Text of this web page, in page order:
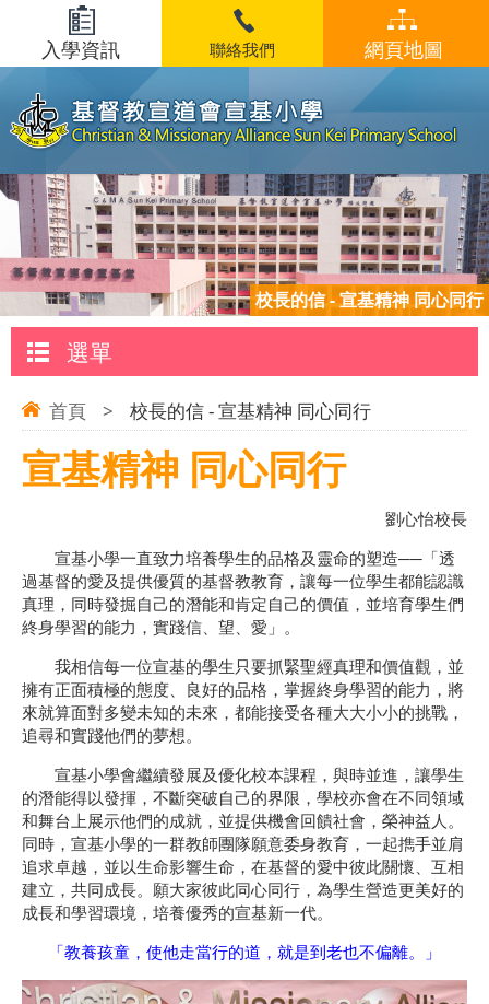
入學資訊 聯絡我們 網頁地圖
校長的信 - 宣基精神 同心同行
選單
首頁 > 校長的信 - 宣基精神 同心同行
宣基精神 同心同行
劉心怡校長
宣基小學一直致力培養學生的品格及靈命的塑造──「透
過基督的愛及提供優質的基督教教育，讓每一位學生都能認識
真理，同時發掘自己的潛能和肯定自己的價值，並培育學生們
終身學習的能力，實踐信、望、愛」。
我相信每一位宣基的學生只要抓緊聖經真理和價值觀，並
擁有正面積極的態度、良好的品格，掌握終身學習的能力，將
來就算面對多變未知的未來，都能接受各種大大小小的挑戰，
追尋和實踐他們的夢想。
宣基小學會繼續發展及優化校本課程，與時並進，讓學生
的潛能得以發揮，不斷突破自己的界限，學校亦會在不同領域
和舞台上展示他們的成就，並提供機會回饋社會，榮神益人。
同時，宣基小學的一群教師團隊願意委身教育，一起擕手並肩
追求卓越，並以生命影響生命，在基督的愛中彼此關懷、互相
建立，共同成長。願大家彼此同心同行，為學生營造更美好的
成長和學習環境，培養優秀的宣基新一代。
「教養孩童，使他走當行的道，就是到老也不偏離。」